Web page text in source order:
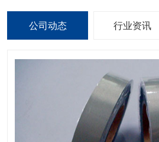
公司动态 行业资讯